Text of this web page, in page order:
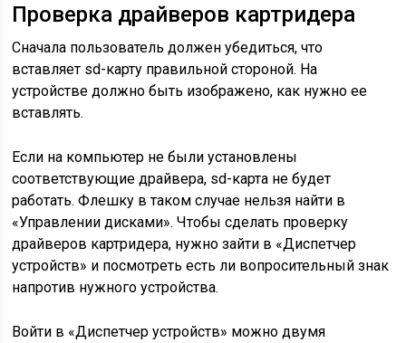
Проверка драйверов картридера
Сначала пользователь должен убедиться, что
вставляет sd-карту правильной стороной. На
устройстве должно быть изображено, как нужно ее
вставлять.
Если на компьютер не были установлены
соответствующие драйвера, sd-карта не будет
работать. Флешку в таком случае нельзя найти в
«Управлении дисками». Чтобы сделать проверку
драйверов картридера, нужно зайти в «Диспетчер
устройств» и посмотреть есть ли вопросительный знак
напротив нужного устройства.
Войти в «Диспетчер устройств» можно двумя